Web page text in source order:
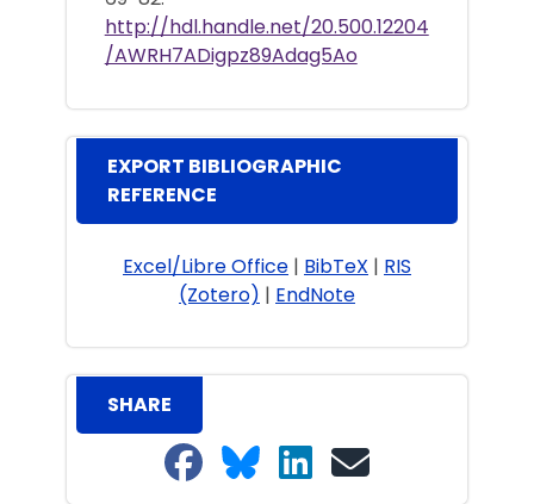
http://hdl.handle.net/20.500.12204
/AWRH7ADigpz89Adag5Ao
EXPORT BIBLIOGRAPHIC
REFERENCE
Excel/Libre Office | BibTeX | RIS
(Zotero) | EndNote
SHARE
Share on Facebook
Share on Bluesky
Share on LinkedIn